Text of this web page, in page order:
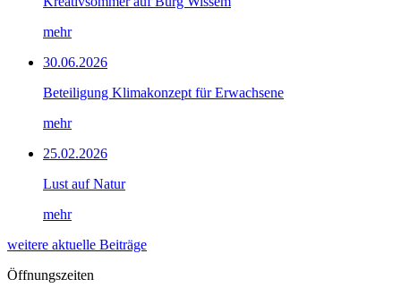
mehr
30.06.2026
Beteiligung Klimakonzept für Erwachsene
mehr
25.02.2026
Lust auf Natur
mehr
weitere aktuelle Beiträge
Öffnungszeiten